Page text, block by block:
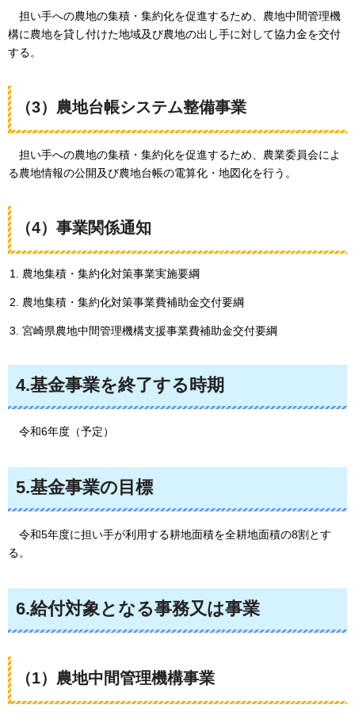
担い手への農地の集積・集約化を促進するため、農地中間管理機
構に農地を貸し付けた地域及び農地の出し手に対して協力金を交付
する。
（3）農地台帳システム整備事業
担い手への農地の集積・集約化を促進するため、農業委員会によ
る農地情報の公開及び農地台帳の電算化・地図化を行う。
（4）事業関係通知
農地集積・集約化対策事業実施要綱
農地集積・集約化対策事業費補助金交付要綱
宮崎県農地中間管理機構支援事業費補助金交付要綱
4.基金事業を終了する時期
令和6年度（予定）
5.基金事業の目標
令和5年度に担い手が利用する耕地面積を全耕地面積の8割とす
る。
6.給付対象となる事務又は事業
（1）農地中間管理機構事業